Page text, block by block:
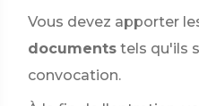
Vous devez apporter
documents tels qu'ils
convocation.